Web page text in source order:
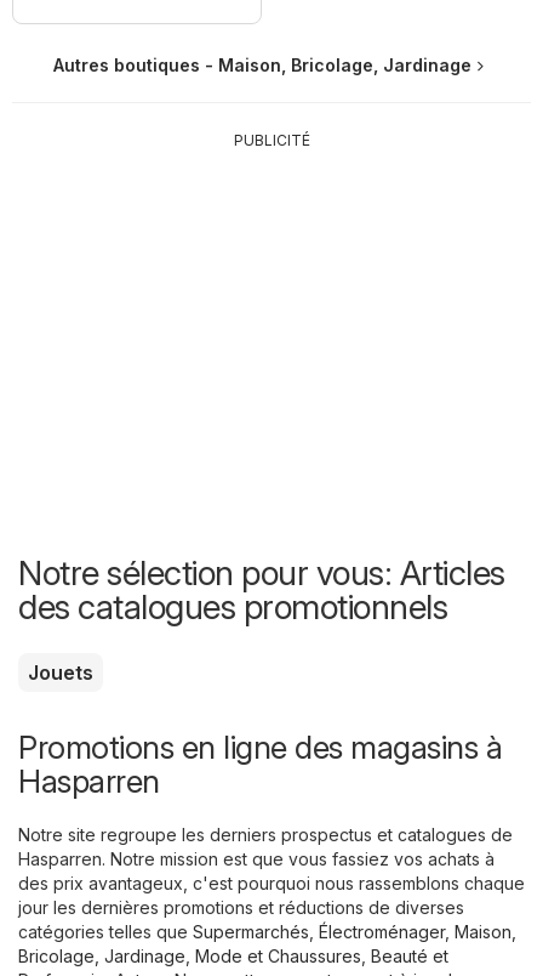
Autres boutiques - Maison, Bricolage, Jardinage
PUBLICITÉ
Notre sélection pour vous: Articles
des catalogues promotionnels
Jouets
Promotions en ligne des magasins à
Hasparren
Notre site regroupe les derniers prospectus et catalogues de
Hasparren. Notre mission est que vous fassiez vos achats à
des prix avantageux, c'est pourquoi nous rassemblons chaque
jour les dernières promotions et réductions de diverses
catégories telles que Supermarchés Électroménager, Maison,
Bricolage, Jardinage Mode et Chaussures Beauté et